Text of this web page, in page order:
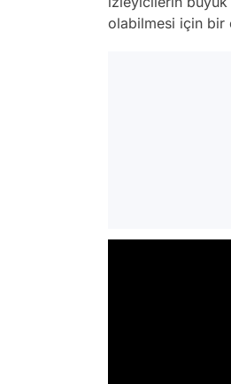
olabilmesi için bir